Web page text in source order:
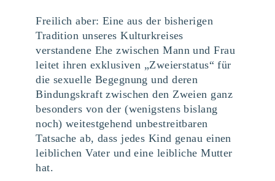
Freilich aber: Eine aus der bisherigen
Tradition unseres Kulturkreises
verstandene Ehe zwischen Mann und Frau
leitet ihren exklusiven „Zweierstatus“ für
die sexuelle Begegnung und deren
Bindungskraft zwischen den Zweien ganz
besonders von der (wenigstens bislang
noch) weitestgehend unbestreitbaren
Tatsache ab, dass jedes Kind genau einen
leiblichen Vater und eine leibliche Mutter
hat.